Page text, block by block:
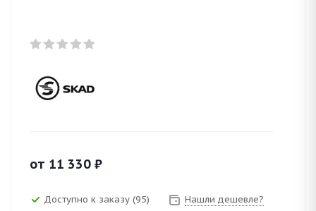
от 11 330 ₽
Доступно к заказу (95)
Нашли дешевле?